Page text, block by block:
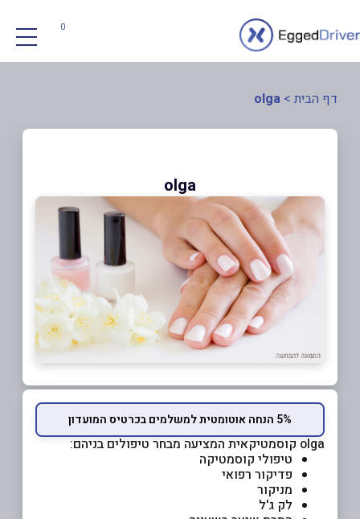
0
דף הבית >
olga
olga
5% הנחה אוטומטית למשלמים בכרטיס המועדון
olga קוסמטיקאית המציעה מבחר טיפולים בניהם:
טיפולי קוסמטיקה
פדיקור רפואי
מניקור
לק ג'ל